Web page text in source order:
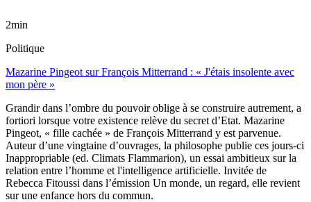
2min
Politique
Mazarine Pingeot sur François Mitterrand : « J'étais insolente avec
mon père »
Grandir dans l’ombre du pouvoir oblige à se construire autrement, a
fortiori lorsque votre existence relève du secret d’Etat. Mazarine
Pingeot, « fille cachée » de François Mitterrand y est parvenue.
Auteur d’une vingtaine d’ouvrages, la philosophe publie ces jours-ci
Inappropriable (ed. Climats Flammarion), un essai ambitieux sur la
relation entre l’homme et l'intelligence artificielle. Invitée de
Rebecca Fitoussi dans l’émission Un monde, un regard, elle revient
sur une enfance hors du commun.